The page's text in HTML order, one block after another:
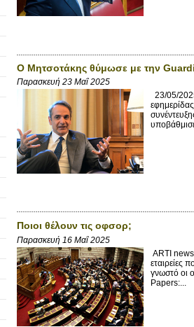
Ο Μητσοτάκης θύμωσε με την
Παρασκευή 23 Μαΐ 2025
23/05/
Ποιοι θέλουν τις οφσορ;
Παρασκευή 16 Μαΐ 2025
ARTI
εταιρείες
γνωστό οι
Papers:...